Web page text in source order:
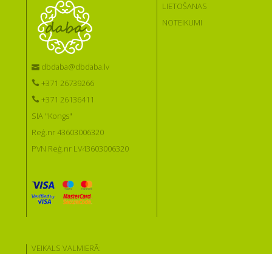
dbdaba@dbdaba.lv
+371 26739266
+371 26136411
SIA "Kongs"
Reģ.nr 43603006320
PVN Reģ.nr LV43603006320
LIETOŠANAS
NOTEIKUMI
VEIKALS VALMIERĀ: